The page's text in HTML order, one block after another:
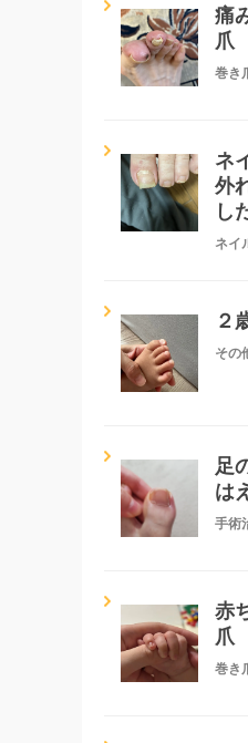
痛
爪
巻き
ネ
外
し
ネイ
２
その
足
は
手術
赤
爪
巻き